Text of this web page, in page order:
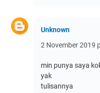
Unknown
2 November 2019
min punya saya
yak
tulisannya